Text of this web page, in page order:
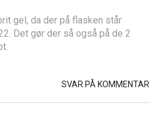
gel, da der på flasken står
Det gør der så også på de 2
SVAR PÅ KOMMENTAR